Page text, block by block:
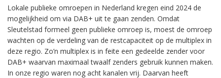
Lokale publieke omroepen in Nederland kregen eind 2024 de
mogelijkheid om via DAB+ uit te gaan zenden. Omdat
Sleutelstad formeel geen publieke omroep is, moest de omroep
wachten op de verdeling van de restcapaciteit op de multiplex in
deze regio. Zo’n multiplex is in feite een gedeelde zender voor
DAB+ waarvan maximaal twaalf zenders gebruik kunnen maken.
In onze regio waren nog acht kanalen vrij. Daarvan heeft